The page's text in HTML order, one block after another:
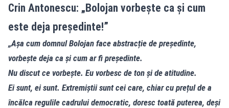
Crin Antonescu: „Bolojan vorbește ca și cum
este deja președinte!”
„Așa cum domnul Bolojan face abstracție de președinte,
vorbește deja ca și cum ar fi președinte.
Nu discut ce vorbește. Eu vorbesc de ton și de atitudine.
Ei sunt, ei sunt. Extremiștii sunt cei care, chiar cu prețul de a
încălca regulile cadrului democratic, doresc toată puterea, deși